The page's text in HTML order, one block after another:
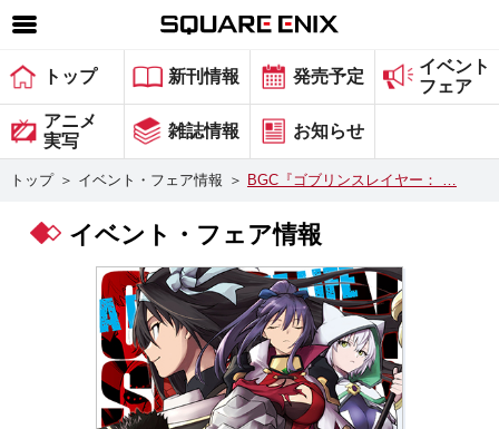
SQUARE ENIX 公式サイトメニュー
ゲーム
マガジン＆ブックス
グッズ
トップ 新刊情報 発売予定
イベント
フェア
アニメ
実写
雑誌情報 お知らせ
トップ ＞ イベント・フェア情報 ＞ BGC『ゴブリンスレイヤー： …
イベント・フェア情報